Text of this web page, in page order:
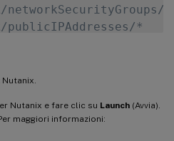
publicIPAddresses/*
locations/usages/read
register/action
storageAccounts/write
Nutanix e fare clic su Launch (Avvia).
Per maggiori informazioni: